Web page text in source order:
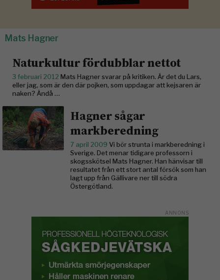
Mats Hagner
Naturkultur fördubblar nettot
3 februari 2012 Mats Hagner svarar på kritiken. Är det du Lars,
eller jag, som är den där pojken, som uppdagar att kejsaren är
naken? Ändå …
Hagner sågar
markberedning
7 april 2009 Vi bör strunta i markberedning i
Sverige. Det menar tidigare professorn i
skogsskötsel Mats Hagner. Han hänvisar till
resultatet från ett stort antal försök som han
lagt upp från Gällivare ner till södra
Östergötland.